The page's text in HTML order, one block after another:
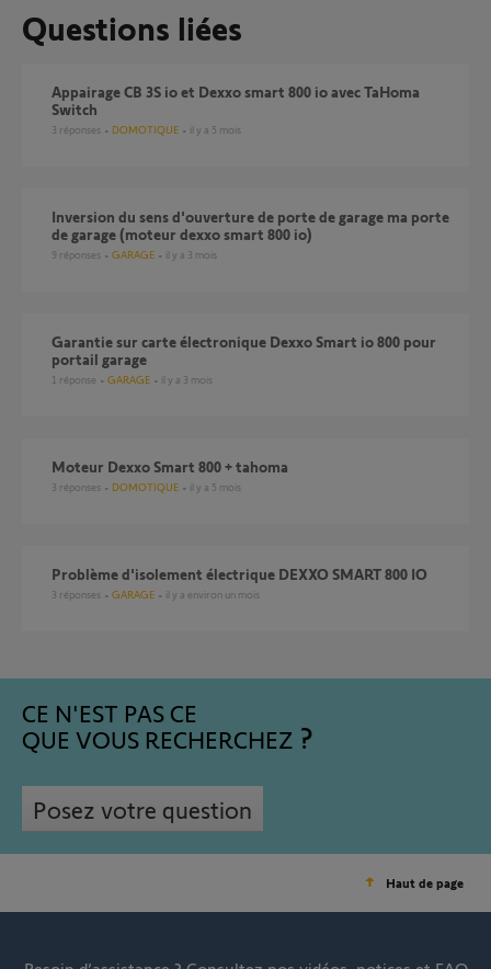
Questions liées
Appairage CB 3S io et Dexxo smart 800 io avec TaHoma
Switch
3 réponses DOMOTIQUE il y a 5 mois
inversion du sens d'ouverture de porte de garage ma porte
de garage (moteur dexxo smart 800 io)
9 réponses GARAGE il y a 3 mois
Garantie sur carte électronique Dexxo Smart io 800 pour
portail garage
1 réponse GARAGE il y a 3 mois
Moteur Dexxo Smart 800 + tahoma
3 réponses DOMOTIQUE il y a 5 mois
Problème d'isolement électrique DEXXO SMART 800 IO
3 réponses GARAGE il y a environ un mois
CE N'EST PAS CE
QUE VOUS RECHERCHEZ
Posez votre question
Haut de page